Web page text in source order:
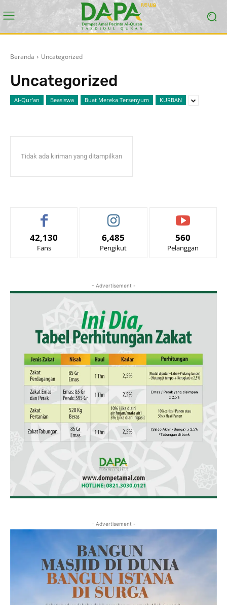
Beranda Uncategorized
Uncategorized
Al-Qur'an Beasiswa Buat Mereka Tersenyum KURBAN
Tidak ada kiriman yang ditampilkan
42,130
Fans
6,485
Pengikut
560
Pelanggan
- Advertisement -
- Advertisement -